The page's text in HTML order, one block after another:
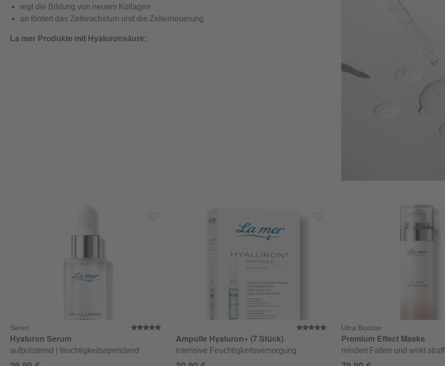
regt die Bildung von neuem Kollagen
an fördert das Zellwachstum und die Zellerneuerung
La mer Produkte mit Hyaluronsäure:
Seren
Durchschnittliche Bewertung von 5 von 5 Sternen
Hyaluron Serum
aufpolsternd | feuchtigkeitsspendend
Durchschnittliche Bewertung von
Ampulle Hyaluron+ (7 Stück)
intensive Feuchtigkeitsversorgung
Ultra Booster
Premium Effect Maske
mindert Falten und wirkt